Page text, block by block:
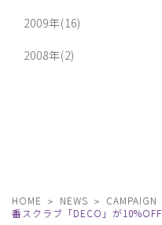
2009年(16)
2008年(2)
HOME NEWS CAMPAIGN
番スクラブ「DECO」が10%OFF